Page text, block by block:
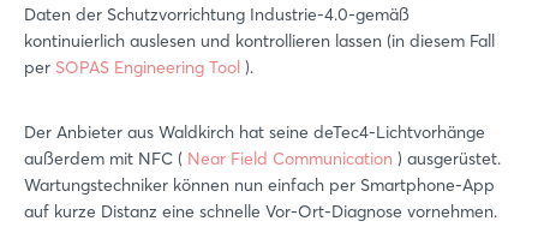
Daten der Schutzvorrichtung Industrie-4.0-gemäß
kontinuierlich auslesen und kontrollieren lassen (in diesem Fall
per SOPAS Engineering Tool ).
Der Anbieter aus Waldkirch hat seine deTec4-Lichtvorhänge
außerdem mit NFC ( Near Field Communication ) ausgerüstet.
Wartungstechniker können nun einfach per Smartphone-App
auf kurze Distanz eine schnelle Vor-Ort-Diagnose vornehmen.